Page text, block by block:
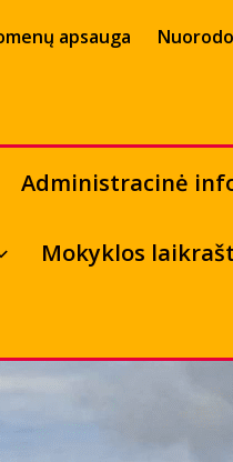
apsauga
Administracinė
Mokyklos